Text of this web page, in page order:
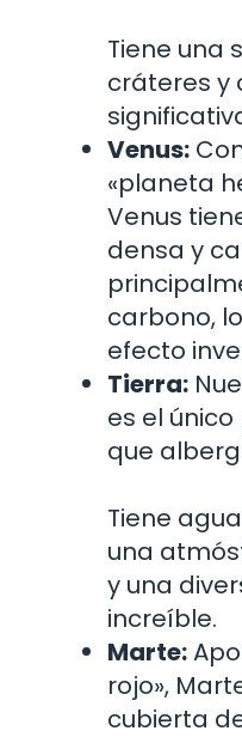
Tiene una
cráteres y
Venus:
«planeta
Venus
densa y
carbono,
efecto
Tierra:
es el
que
Tiene
una
y una
increíble.
Marte:
rojo»,
cubierta